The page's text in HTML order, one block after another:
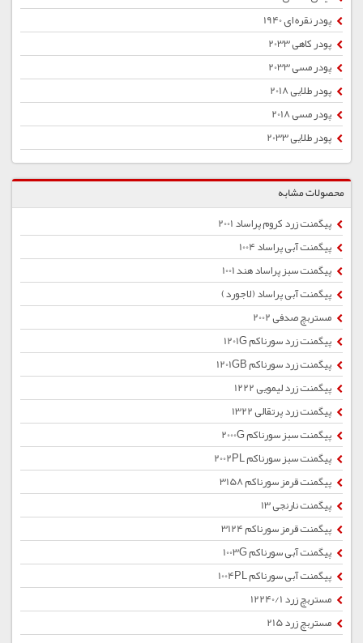
پودر نقره ای 1940
پودر کاهی 2033
پودر مسی 2033
پودر طلایی 2018
پودر مسی 2018
پودر طلایی 2033
محصولات مشابه
پیگمنت زرد كروم پراساد 2001
پیگمنت آبی پراساد 1004
پیگمنت سبز پراساد هند 1001
پیگمنت آبی پراساد (لاجورد)
مستربچ صدفی 2002
پیگمنت زرد سورناکم 1201G
پیگمنت زرد سورناکم 1201GB
پیگمنت زرد لیمویی 1222
پیگمنت زرد پرتقالی 1322
پیگمنت سبز سورناکم 2000G
پیگمنت سبز سورناکم 2002PL
پیگمنت قرمز سورناکم 3158
پیگمنت نارنجی 13
پیگمنت قرمز سورناکم 3124
پیگمنت آبی سورناکم 1003G
پیگمنت آبی سورناکم 1004PL
مستربچ زرد 12240/1
مستربچ زرد 215